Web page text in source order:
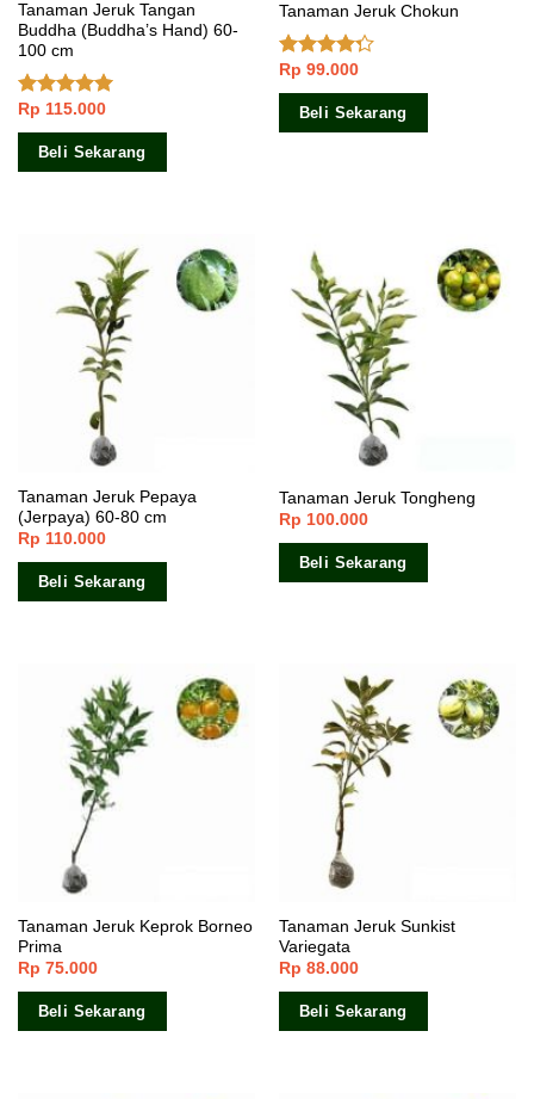
Tanaman Jeruk Tangan
Buddha (Buddha’s Hand) 60-
100 cm
Dinilai5.00
dari 5
Rp 115.000
Beli Sekarang
Tanaman Jeruk Chokun
Dinilai
4.00dari
Rp 99.000
Beli Sekarang
Tanaman Jeruk Pepaya
(Jerpaya) 60-80 cm
Rp 110.000
Beli Sekarang
Tanaman Jeruk Tongheng
Rp 100.000
Beli Sekarang
Tanaman Jeruk Keprok Borneo
Prima
Rp 75.000
Beli Sekarang
Tanaman Jeruk Sunkist
Variegata
Rp 88.000
Beli Sekarang